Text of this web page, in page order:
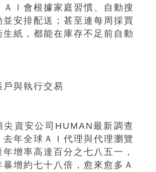
ＡＩ會根據家庭習慣、自動搜
並安排配送；甚至連每周採買
生紙，都能在庫存不足前自動
戶與執行交易
尖資安公司HUMAN最新調查
去年全球ＡＩ代理與代理瀏覽
增率高達百分之七八五一，
增約七十八倍，愈來愈多Ａ